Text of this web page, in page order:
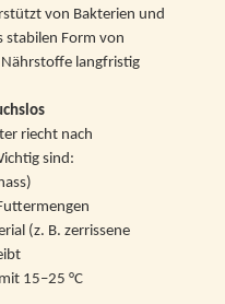
von Bakterien und
stabilen Form von
langfristig
riecht nach
sind:
(z. B. zerrissene
15–25 °C